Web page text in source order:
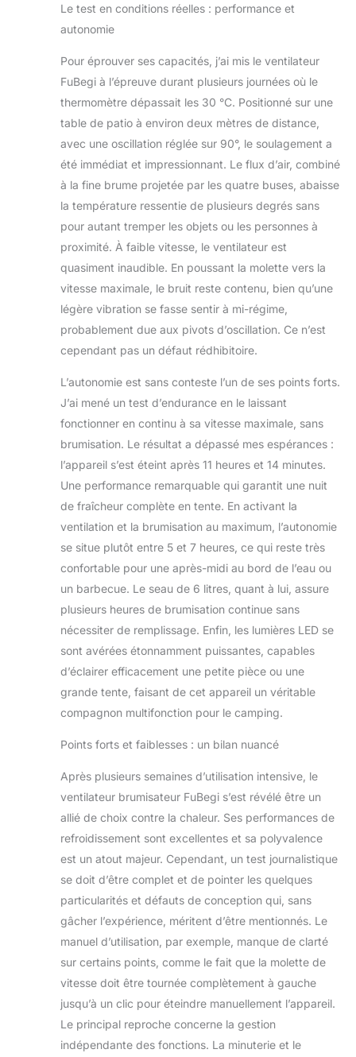
Le test en conditions réelles : performance et
autonomie
Pour éprouver ses capacités, j’ai mis le ventilateur
FuBegi à l’épreuve durant plusieurs journées où le
thermomètre dépassait les 30 °C. Positionné sur une
table de patio à environ deux mètres de distance,
avec une oscillation réglée sur 90°, le soulagement a
été immédiat et impressionnant. Le flux d’air, combiné
à la fine brume projetée par les quatre buses, abaisse
la température ressentie de plusieurs degrés sans
pour autant tremper les objets ou les personnes à
proximité. À faible vitesse, le ventilateur est
quasiment inaudible. En poussant la molette vers la
vitesse maximale, le bruit reste contenu, bien qu’une
légère vibration se fasse sentir à mi-régime,
probablement due aux pivots d’oscillation. Ce n’est
cependant pas un défaut rédhibitoire.
L’autonomie est sans conteste l’un de ses points forts.
J’ai mené un test d’endurance en le laissant
fonctionner en continu à sa vitesse maximale, sans
brumisation. Le résultat a dépassé mes espérances :
l’appareil s’est éteint après 11 heures et 14 minutes.
Une performance remarquable qui garantit une nuit
de fraîcheur complète en tente. En activant la
ventilation et la brumisation au maximum, l’autonomie
se situe plutôt entre 5 et 7 heures, ce qui reste très
confortable pour une après-midi au bord de l’eau ou
un barbecue. Le seau de 6 litres, quant à lui, assure
plusieurs heures de brumisation continue sans
nécessiter de remplissage. Enfin, les lumières LED se
sont avérées étonnamment puissantes, capables
d’éclairer efficacement une petite pièce ou une
grande tente, faisant de cet appareil un véritable
compagnon multifonction pour le camping.
Points forts et faiblesses : un bilan nuancé
Après plusieurs semaines d’utilisation intensive, le
ventilateur brumisateur FuBegi s’est révélé être un
allié de choix contre la chaleur. Ses performances de
refroidissement sont excellentes et sa polyvalence
est un atout majeur. Cependant, un test journalistique
se doit d’être complet et de pointer les quelques
particularités et défauts de conception qui, sans
gâcher l’expérience, méritent d’être mentionnés. Le
manuel d’utilisation, par exemple, manque de clarté
sur certains points, comme le fait que la molette de
vitesse doit être tournée complètement à gauche
jusqu’à un clic pour éteindre manuellement l’appareil.
Le principal reproche concerne la gestion
indépendante des fonctions. La minuterie et le